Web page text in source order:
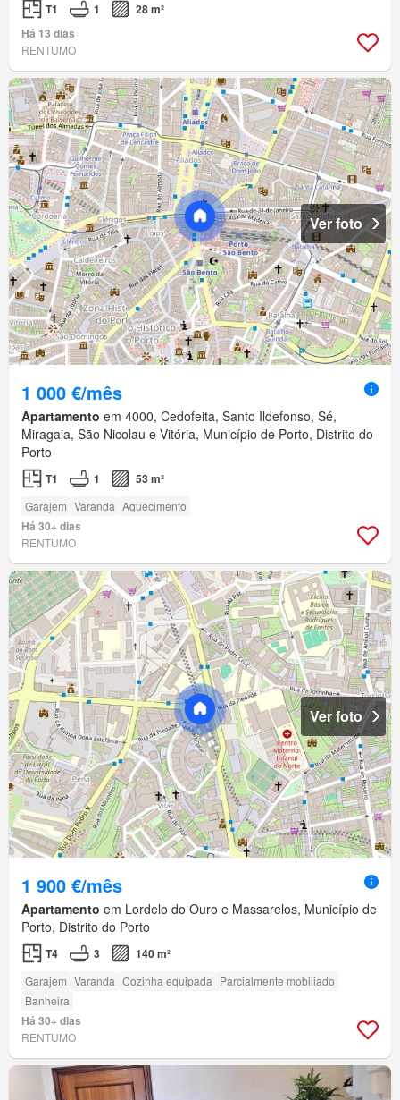
T1 1
28 m²
Há 13 dias
RENTUMO
Ver foto
1 000 €/mês
Apartamento em 4000, Cedofeita, Santo Ildefonso, Sé,
Miragaia, São Nicolau e Vitória, Município de Porto, Distrito do
Porto
T1 1 53 m²
Garajem Varanda Aquecimento
Há 30+ dias
RENTUMO
Ver foto
1 900 €/mês
Apartamento em Lordelo do Ouro e Massarelos, Município de
Porto, Distrito do Porto
T4 3 140 m²
Garajem Varanda Cozinha equipada Parcialmente mobiliado
Banheira
Há 30+ dias
RENTUMO